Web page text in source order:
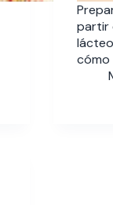
partir
cómo